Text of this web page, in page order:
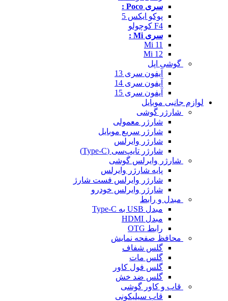
سری Poco :
پوکو ایکس 5
F4 کوچولو
سری Mi :
Mi 11
Mi 12
گوشی اپل
آیفون سری 13
آیفون سری 14
آیفون سری 15
لوازم جانبی موبایل
شارژر گوشی
شارژر معمولی
شارژر سریع موبایل
شارژر وایرلس
شارژر تایپ‌سی (Type-C)
شارژر وایرلس گوشی
پایه شارژر وایرلس
شارژر وایرلس فست شارژ
شارژر وایرلس خودرو
مبدل و رابط
مبدل USB به Type-C
مبدل HDMI
رابط OTG
محافظ صفحه نمایش
گلس شفاف
گلس مات
گلس فول کاور
گلس ضد خش
قاب و کاور گوشی
قاب سیلیکونی